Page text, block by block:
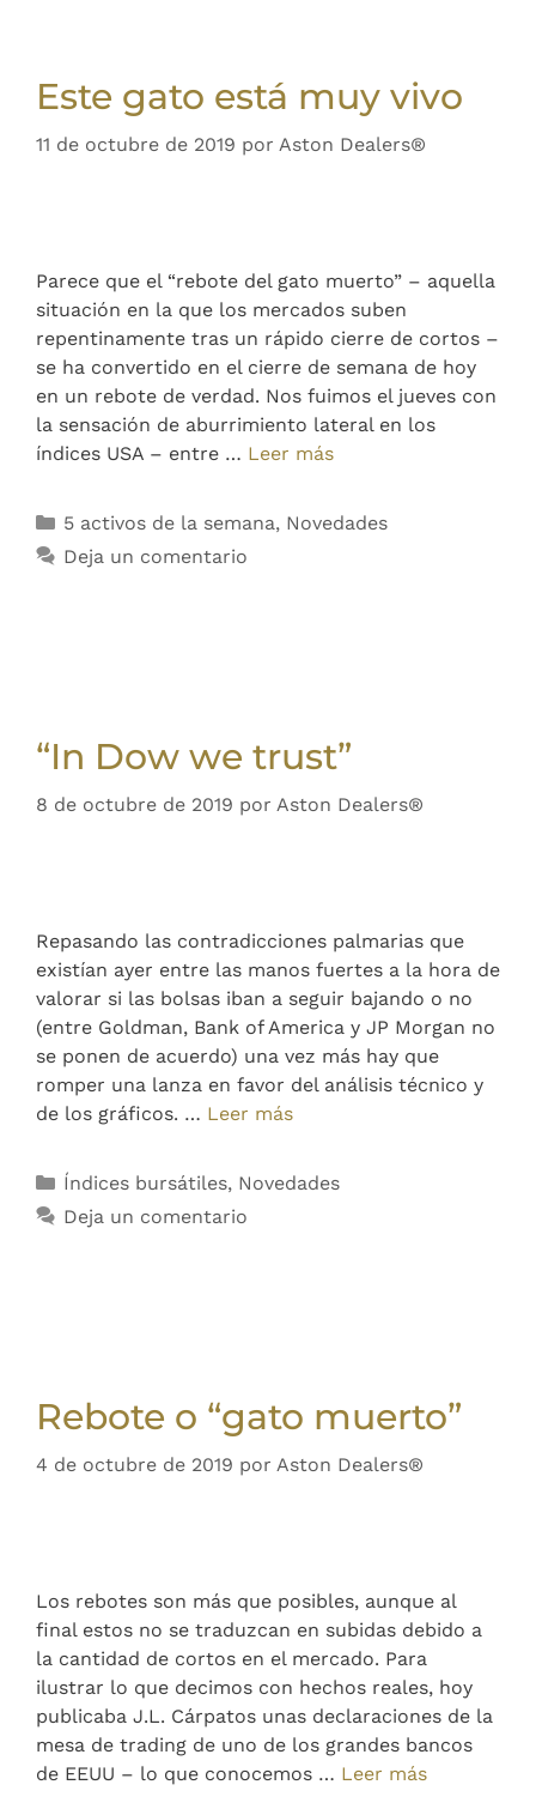
Este gato está muy vivo
11 de octubre de 2019 por Aston Dealers®
Parece que el “rebote del gato muerto” – aquella
situación en la que los mercados suben
repentinamente tras un rápido cierre de cortos –
se ha convertido en el cierre de semana de hoy
en un rebote de verdad. Nos fuimos el jueves con
la sensación de aburrimiento lateral en los
índices USA – entre … Leer más
5 activos de la semana, Novedades
Deja un comentario
“In Dow we trust”
8 de octubre de 2019 por Aston Dealers®
Repasando las contradicciones palmarias que
existían ayer entre las manos fuertes a la hora de
valorar si las bolsas iban a seguir bajando o no
(entre Goldman, Bank of America y JP Morgan no
se ponen de acuerdo) una vez más hay que
romper una lanza en favor del análisis técnico y
de los gráficos. … Leer más
Índices bursátiles, Novedades
Deja un comentario
Rebote o “gato muerto”
4 de octubre de 2019 por Aston Dealers®
Los rebotes son más que posibles, aunque al
final estos no se traduzcan en subidas debido a
la cantidad de cortos en el mercado. Para
ilustrar lo que decimos con hechos reales, hoy
publicaba J.L. Cárpatos unas declaraciones de la
mesa de trading de uno de los grandes bancos
de EEUU – lo que conocemos … Leer más